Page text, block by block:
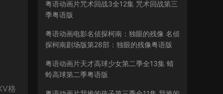
格
粤语动画片咒术回战3全12集 咒术回战第三
季粤语版
粤语动画电影名侦探柯南：独眼的残像 名侦
探柯南剧场版第28部：独眼的残像粤语版
粤语动画片天才高球少女第二季全13集 蜻
蛉高球第二季粤语版